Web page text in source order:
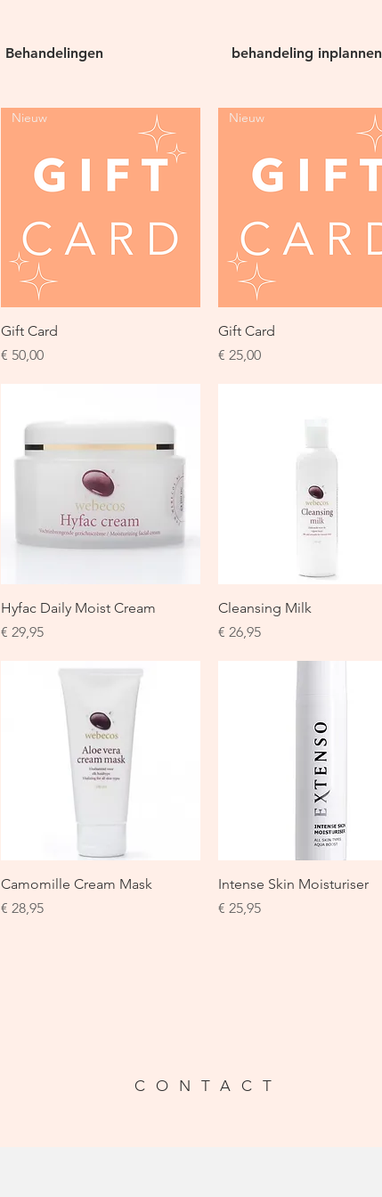
Behandelingen behandeling inplannen
Nieuw
Gift Card
Prijs
€ 50,00
Nieuw
Gift Card
Prijs
€ 25,00
Snel overzicht
Hyfac Daily Moist Cream
Prijs
€ 29,95
Snel overzicht
Cleansing Milk
Prijs
€ 26,95
Snel overzicht
Camomille Cream Mask
Prijs
€ 28,95
Snel overzicht
Intense Skin Moisturiser
Prijs
€ 25,95
CONTACT